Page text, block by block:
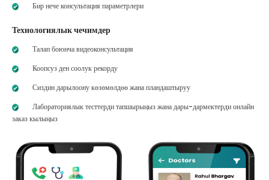
Бир нече консультация параметрлери
Технологиялык чечимдер
Талап боюнча видеоконсультация
Коопсуз ден соолук рекорду
Сиздин дарылоону көзөмөлдөө жана пландаштыруу
Лабораториялык тесттерди тапшырыңыз жана дары-дармектерди онлайн
заказ кылыңыз